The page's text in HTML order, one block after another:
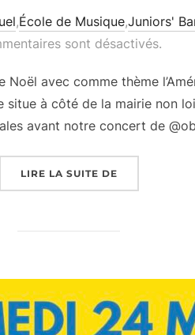
,École de Musique,Juniors'
sont désactivés.
avec comme thème
à côté de la mairie non
avant notre concert de
LIRE LA SUITE DE« NOËL À